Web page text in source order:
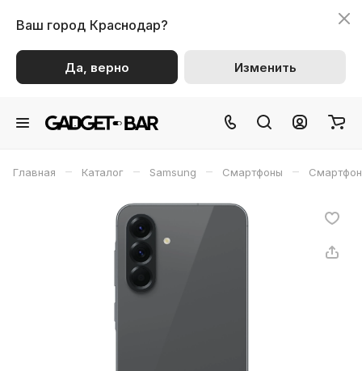
Ваш город Краснодар?
Да, верно Изменить
Главная – Каталог – Samsung – Смартфоны –